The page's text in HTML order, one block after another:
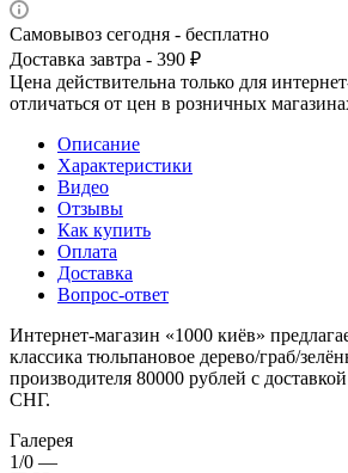
Самовывоз сегодня - бесплатно
Доставка завтра - 390 ₽
Цена действительна только для
отличаться от цен в розничных
Описание
Характеристики
Видео
Отзывы
Как купить
Оплата
Доставка
Вопрос-ответ
Интернет-магазин «1000 киёв»
классика тюльпановое дерево/граб/
производителя 80000 рублей с
СНГ.
Галерея
1/0 —